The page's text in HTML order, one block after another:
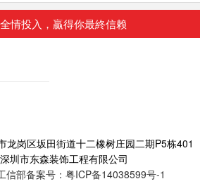
办公室装修_麗池米
更让...
计案例大气经典，宽敞的前台接待空间，以
的线条构筑基本的框架，简明清晰；在明朗
间构图里...
情投入，贏得你最終信赖
龙岗区坂田街道十二橡树庄园二期P5栋401
圳市东森装饰工程有限公司
信部备案号：粤ICP备14038599号-1